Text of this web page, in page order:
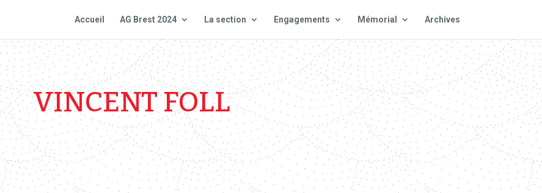
Accueil AG Brest 2024 La section Engagements Mémorial Archives
VINCENT FOLL